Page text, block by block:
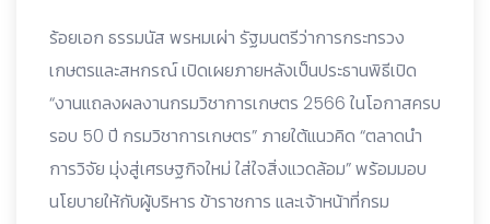
ร้อยเอก ธรรมนัส พรหมเผ่า รัฐมนตรีว่าการกระทรวง
เกษตรและสหกรณ์ เปิดเผยภายหลังเป็นประธานพิธีเปิด
“งานแถลงผลงานกรมวิชาการเกษตร 2566 ในโอกาสครบ
รอบ 50 ปี กรมวิชาการเกษตร” ภายใต้แนวคิด “ตลาดนำ
การวิจัย มุ่งสู่เศรษฐกิจใหม่ ใส่ใจสิ่งแวดล้อม” พร้อมมอบ
นโยบายให้กับผู้บริหาร ข้าราชการ และเจ้าหน้าที่กรม